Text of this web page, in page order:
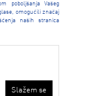
poboljšanja Vašeg
omogućili značaj
naših stranica
Slažem se